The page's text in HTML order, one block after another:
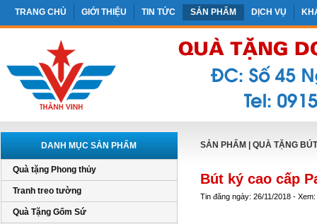
TRANG CHỦ GIỚI THIỆU TIN TỨC SẢN PHẨM DỊCH VỤ
DANH MỤC SẢN PHẨM
Quà tặng Phong thủy
Tranh treo tường
Quà Tặng Gốm Sứ
SẢN PHẨM QUÀ TẶNG
Bút ký cao cấp
Tin đăng ngày: 26/11/2018 -